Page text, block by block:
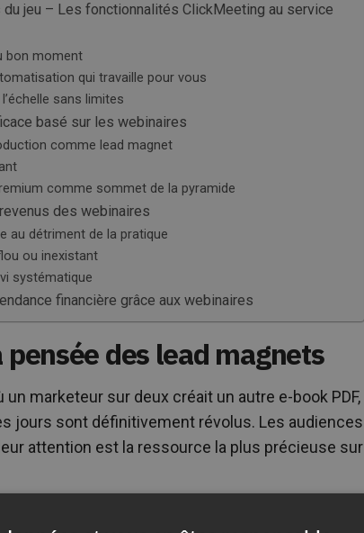
jeu – Les fonctionnalités ClickMeeting au service
bon moment
qui travaille pour vous
sans limites
basé sur les webinaires
comme lead magnet
comme sommet de la pyramide
des webinaires
au détriment de la pratique
ou inexistant
systématique
financière grâce aux webinaires
des lead magnets
marketeur sur deux créait un autre e-book PDF,
jours sont définitivement révolus. Les audiences
attention est la ressource la plus précieuse sur
perdent face aux webinaires :